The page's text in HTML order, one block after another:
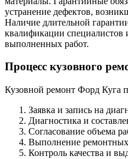
устранение дефектов,
Наличие длительной
квалификации специалистов
выполненных работ.
Процесс кузовного
Кузовной ремонт Форд Куга
Заявка и запись на
Диагностика и
Согласование объема
Выполнение ремонтных
Контроль качества и